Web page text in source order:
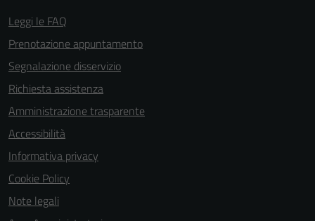
Leggi le FAQ
Prenotazione appuntamento
Segnalazione disservizio
Richiesta assistenza
Amministrazione trasparente
Accessibilità
Informativa privacy
Cookie Policy
Note legali